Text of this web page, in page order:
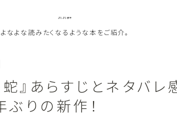
よなよな書房
よなよな読みたくなるような本をご紹介。
ャンル Genre
』あらすじとネタバレ
りの新作！